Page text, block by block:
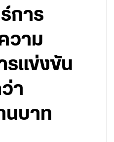
การ
วาม
รแข่งขัน
า
นบาท